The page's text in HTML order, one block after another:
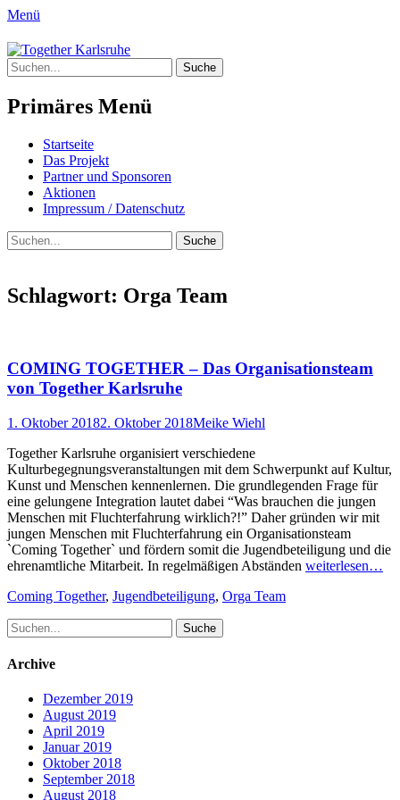
Menü
Together Karlsruhe
Integration von jungen Menschen mit
Fluchterfahrung und
Migrationshintergrund
Suche
nach:
Primäres Menü
Springe
zum
Inhalt
Startseite
Das Projekt
Partner und Sponsoren
Aktionen
Impressum / Datenschutz
Suchen
Suche
nach:
Schlagwort: Orga Team
COMING TOGETHER – Das Organisationsteam
von Together Karlsruhe
Posted
1. Oktober 20182. Oktober 2018Author
Meike Wiehl
Together Karlsruhe organisiert verschiedene
Kulturbegegnungsveranstaltungen mit dem Schwerpunkt auf Kultur,
Kunst und Menschen kennenlernen. Die grundlegenden Frage für
eine gelungene Integration lautet dabei “Was brauchen die jungen
Menschen mit Fluchterfahrung wirklich?!” Daher gründen wir mit
jungen Menschen mit Fluchterfahrung ein Organisationsteam
`Coming Together` und fördern somit die Jugendbeteiligung und die
ehrenamtliche Mitarbeit. In regelmäßigen Abständen weiterlesen…
Schlagworte
Coming Together, Jugendbeteiligung, Orga Team
Suche
nach:
Archive
Dezember 2019
August 2019
April 2019
Januar 2019
Oktober 2018
September 2018
August 2018